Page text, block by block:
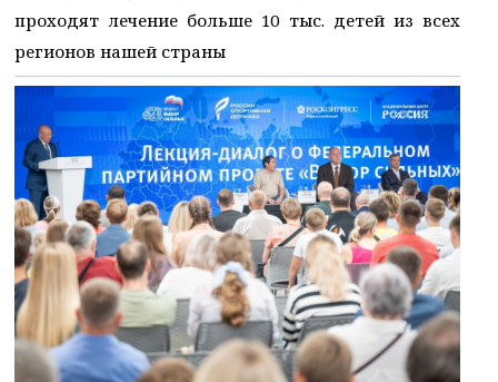
проходят лечение больше 10 тыс. детей из всех
регионов нашей страны